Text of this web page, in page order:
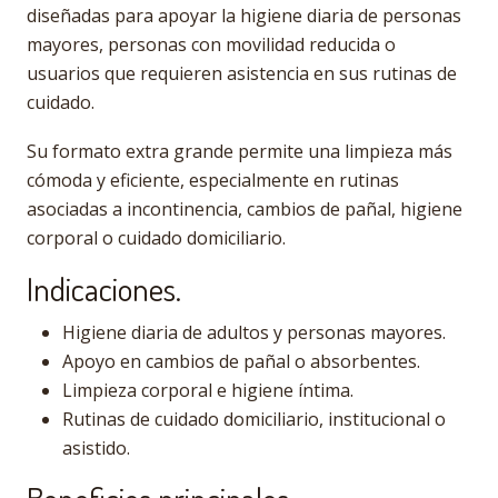
diseñadas para apoyar la higiene diaria de personas
mayores, personas con movilidad reducida o
usuarios que requieren asistencia en sus rutinas de
cuidado.
Su formato extra grande permite una limpieza más
cómoda y eficiente, especialmente en rutinas
asociadas a incontinencia, cambios de pañal, higiene
corporal o cuidado domiciliario.
Indicaciones.
Higiene diaria de adultos y personas mayores.
Apoyo en cambios de pañal o absorbentes.
Limpieza corporal e higiene íntima.
Rutinas de cuidado domiciliario, institucional o
asistido.